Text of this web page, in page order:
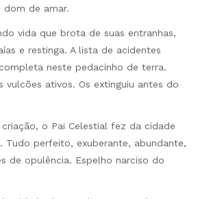
dom de amar.
vida que brota de suas entranhas,
e restinga. A lista de acidentes
neste pedacinho de terra.
vulcões ativos. Os extinguiu antes do
o Pai Celestial fez da cidade
Tudo perfeito, exuberante, abundante,
de opulência. Espelho narciso do